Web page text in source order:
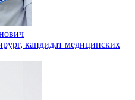
кандидат медицинских